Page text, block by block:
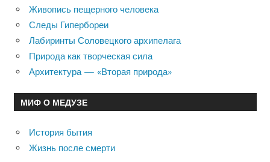
Живопись пещерного человека
Следы Гипербореи
Лабиринты Соловецкого архипелага
Природа как творческая сила
Архитектура — «Вторая природа»
МИФ О МЕДУЗЕ
История бытия
Жизнь после смерти